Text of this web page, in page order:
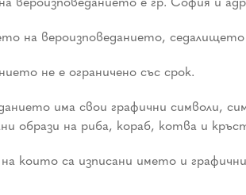
на вероизповеданието,
не е ограничено със срок.
има свои графични символи,
образи на риба, кораб, котва и
които са изписани името и